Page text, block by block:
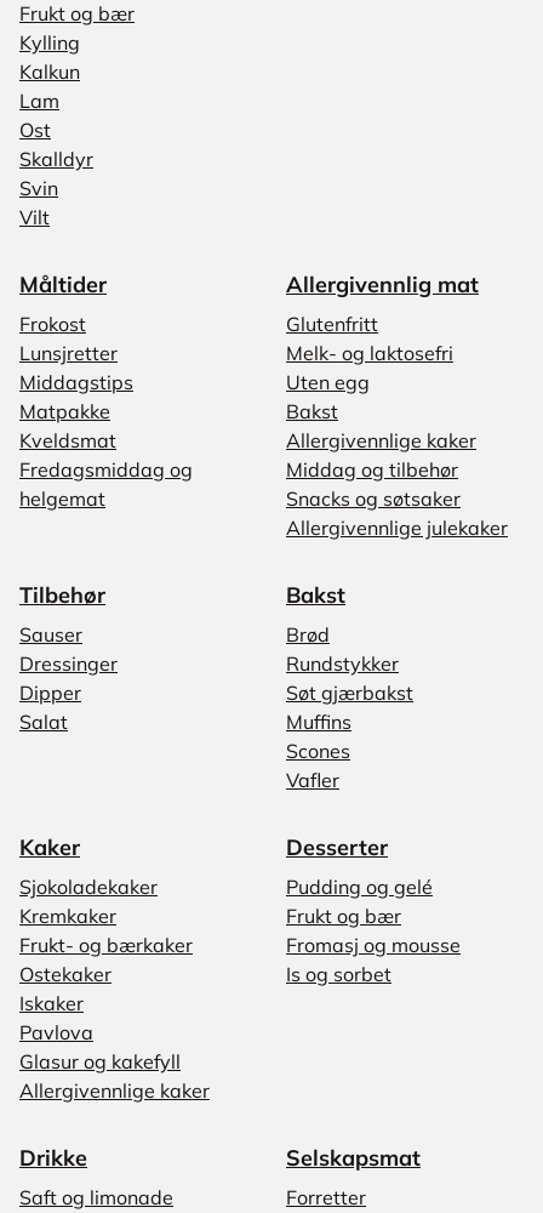
Frukt og bær
Kylling
Kalkun
Lam
Ost
Skalldyr
Svin
Vilt
Måltider
Frokost
Lunsjretter
Middagstips
Matpakke
Kveldsmat
Fredagsmiddag og
helgemat
Allergivennlig mat
Glutenfritt
Melk- og laktosefri
Uten egg
Bakst
Allergivennlige kaker
Middag og tilbehør
Snacks og søtsaker
Allergivennlige julekaker
Tilbehør
Sauser
Dressinger
Dipper
Salat
Bakst
Brød
Rundstykker
Søt gjærbakst
Muffins
Scones
Vafler
Kaker
Sjokoladekaker
Kremkaker
Frukt- og bærkaker
Ostekaker
Iskaker
Pavlova
Glasur og kakefyll
Allergivennlige kaker
Desserter
Pudding og gelé
Frukt og bær
Fromasj og mousse
Is og sorbet
Drikke
Saft og limonade
Selskapsmat
Forretter